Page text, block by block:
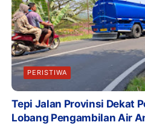
PERISTIWA
Tepi Jalan Provinsi Dekat
Lobang Pengambilan Air